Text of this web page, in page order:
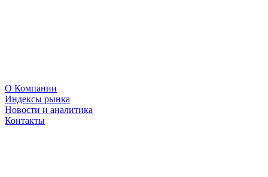
О Компании
Индексы рынка
Новости и аналитика
Контакты